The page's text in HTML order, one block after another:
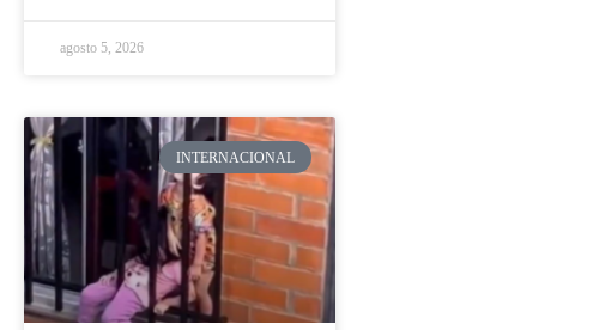
agosto 5, 2026
INTERNACIONAL